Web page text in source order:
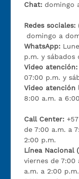
Chat: domingo
Redes sociales:
domingo a
WhatsApp:
p.m. y sábados
Video atención:
07:00 p.m. y
Video atención
8:00 a.m. a
Call Center:
de 7:00 a.m. a
2:00 p.m.
Línea Nacional
viernes de 7:00
a.m. a 2:00 p.m.